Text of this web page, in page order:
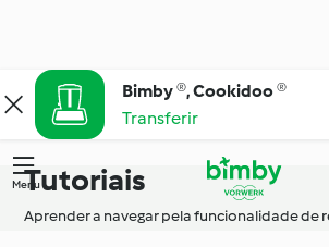
Bimby ®, Cookidoo ®
Transferir
MenuTutoriais
Aprender a navegar pela funcionalidade de